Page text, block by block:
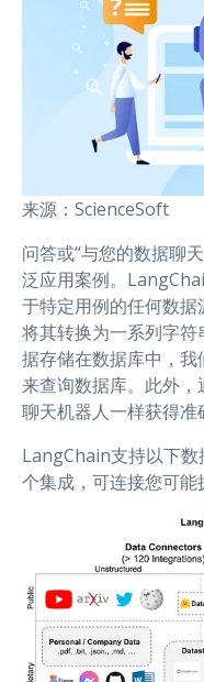
来源：ScienceSoft
问答或“与您的数据聊
泛应用案例。
于特定用例的任何数据
将其转换为一系列字
据存储在数据库中，
来查询数据库。此外
聊天机器人一样获得准
LangChain支持以下
个集成，可连接您可能